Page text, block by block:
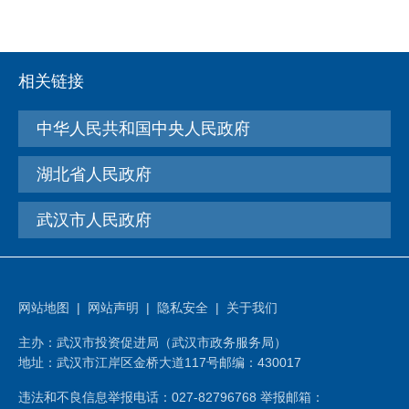
相关链接
中华人民共和国中央人民政府
湖北省人民政府
武汉市人民政府
网站地图 | 网站声明 | 隐私安全 | 关于我们
主办：武汉市投资促进局（武汉市政务服务局）
地址：武汉市江岸区金桥大道117号邮编：430017
违法和不良信息举报电话：027-82796768 举报邮箱：